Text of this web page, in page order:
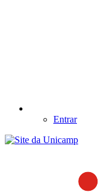
Entrar